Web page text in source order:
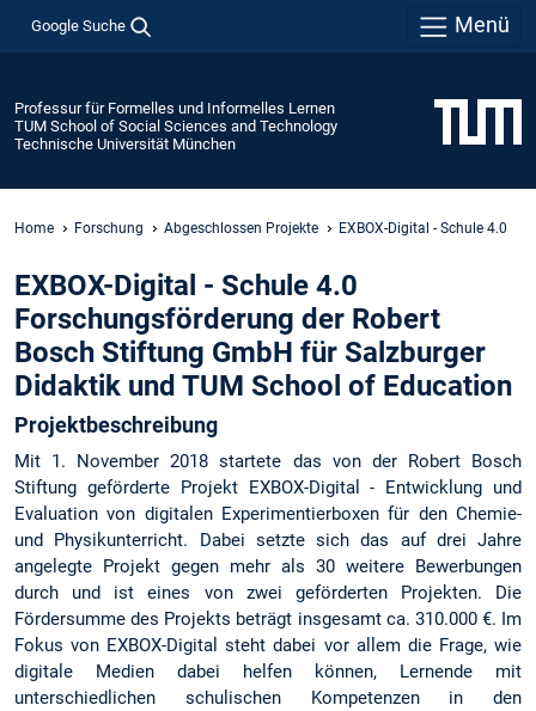
Google Suche Menü
Professur für Formelles und Informelles Lernen
TUM School of Social Sciences and Technology
Technische Universität München
Home Forschung Abgeschlossen Projekte EXBOX-Digital - Schule 4.0
EXBOX-Digital - Schule 4.0
Forschungsförderung der Robert
Bosch Stiftung GmbH für Salzburger
Didaktik und TUM School of Education
Projektbeschreibung
Mit 1. November 2018 startete das von der Robert Bosch
Stiftung geförderte Projekt EXBOX-Digital - Entwicklung und
Evaluation von digitalen Experimentierboxen für den Chemie-
und Physikunterricht. Dabei setzte sich das auf drei Jahre
angelegte Projekt gegen mehr als 30 weitere Bewerbungen
durch und ist eines von zwei geförderten Projekten. Die
Fördersumme des Projekts beträgt insgesamt ca. 310.000 €. Im
Fokus von EXBOX-Digital steht dabei vor allem die Frage, wie
digitale Medien dabei helfen können, Lernende mit
unterschiedlichen schulischen Kompetenzen in den